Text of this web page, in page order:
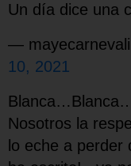
Un día dice una
—
10, 2021
Nosotros la
lo eche a